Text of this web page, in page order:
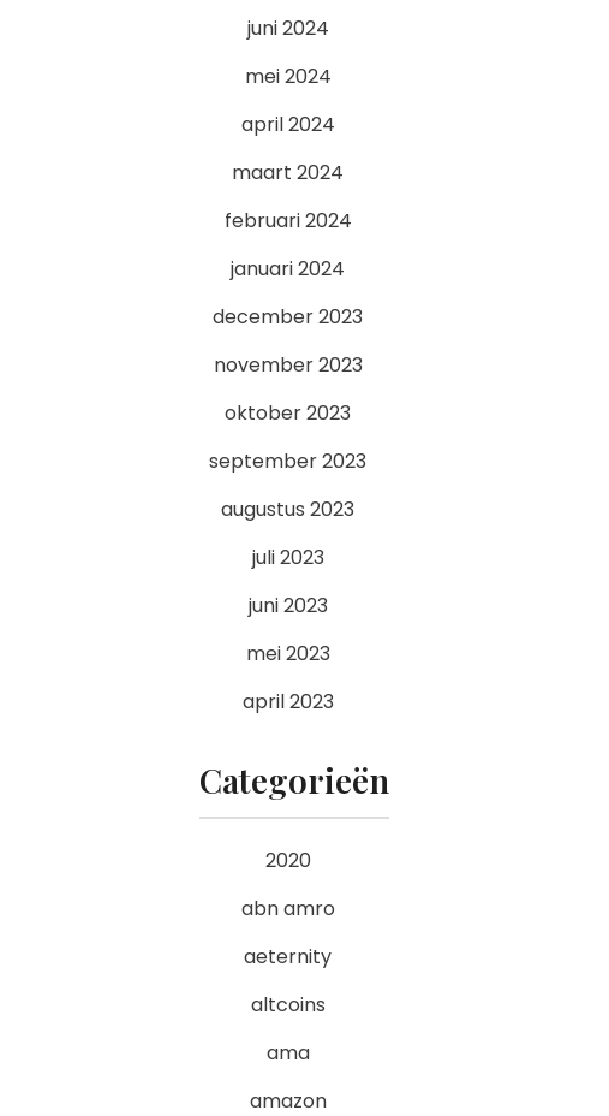
juni 2024
mei 2024
april 2024
maart 2024
februari 2024
januari 2024
december 2023
november 2023
oktober 2023
september 2023
augustus 2023
juli 2023
juni 2023
mei 2023
april 2023
Categorieën
2020
abn amro
aeternity
altcoins
ama
amazon